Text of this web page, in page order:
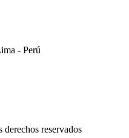
- Perú
reservados